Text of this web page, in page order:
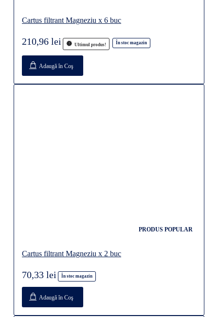
Cartus filtrant Magneziu x 6 buc
Ultimul produs! În stoc magazin
210,96 lei
Adaugă în Coş
PRODUS POPULAR
Cartus filtrant Magneziu x 2 buc
În stoc magazin
70,33 lei
Adaugă în Coş